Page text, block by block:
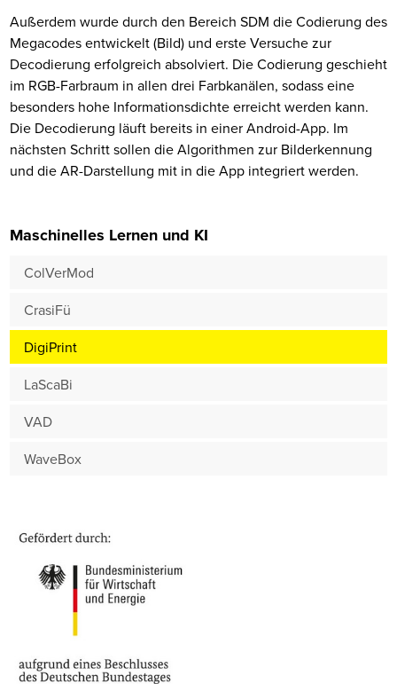
Außerdem wurde durch den Bereich SDM die Codierung des
Megacodes entwickelt (Bild) und erste Versuche zur
Decodierung erfolgreich absolviert. Die Codierung geschieht
im RGB-Farbraum in allen drei Farbkanälen, sodass eine
besonders hohe Informationsdichte erreicht werden kann.
Die Decodierung läuft bereits in einer Android-App. Im
nächsten Schritt sollen die Algorithmen zur Bilderkennung
und die AR-Darstellung mit in die App integriert werden.
Maschinelles Lernen und KI
ColVerMod
CrasiFü
DigiPrint
LaScaBi
VAD
WaveBox